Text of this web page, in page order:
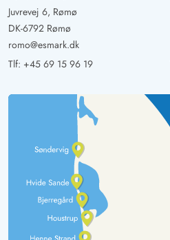
Juvrevej 6, Rømø
DK-6792 Rømø
romo@esmark.dk
Tlf: +45 69 15 96 19